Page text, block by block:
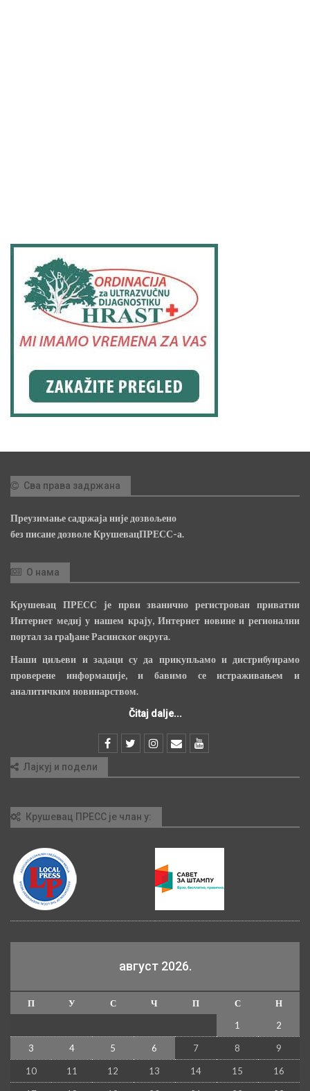
Сва права задржана
Преузимање садржаја није дозвољено
без писане дозволе КрушевацПРЕСС-а.
О нама
Крушевац ПРЕСС је први званично регистрован приватни
Интернет медиј у нашем крају, Интернет новине и регионални
портал за грађане Расинског округа.
Наши циљеви и задаци су да прикупљамо и дистрибуирамо
проверене информације, и бавимо се истраживањем и
аналитичким новинарством.
Čitaj dalje...
Лајкуј и подели
Крушевац ПРЕСС је члан у:
август 2026.
П У С Ч П С
Н
1
2
3 4 5 6 7 8 9
10 11 12 13 14 15 16